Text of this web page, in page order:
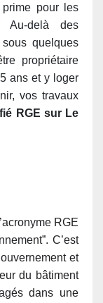
prime pour les
Au-delà des
quelques
propriétaire
ans et y loger
vos travaux
RGE sur Le
RGE
C’est
et
du bâtiment
dans une